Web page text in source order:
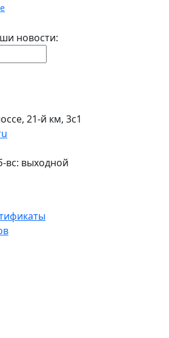
новости:
21-й км, 3с1
вс: выходной